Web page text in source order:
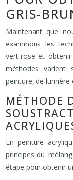
GRIS-
Maintenant que
examinons les
vert-rose et obtenir
méthodes varient
peinture, de lumière
MÉTHODE
En peinture
principes du
étape pour obtenir